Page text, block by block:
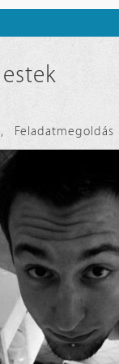
, Feladatmegoldás